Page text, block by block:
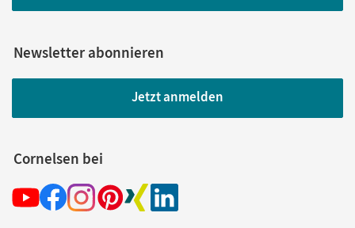
Newsletter abonnieren
Jetzt anmelden
Cornelsen bei